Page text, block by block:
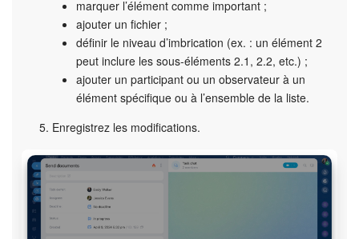
Espace des ventes
CRM + Boutique en ligne
Marketing
Entreprise
Market (Applications)
Centre de contact
marquer l’élément comme important ;
ajouter un fichier ;
définir le niveau d’imbrication (ex. : un élément 2
peut inclure les sous-éléments 2.1, 2.2, etc.) ;
ajouter un participant ou un observateur à un
élément spécifique ou à l’ensemble de la liste.
Enregistrez les modifications.